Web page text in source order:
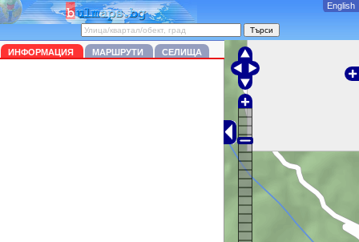
ИНФОРМАЦИЯ МАРШРУТИ СЕЛИЩА
English